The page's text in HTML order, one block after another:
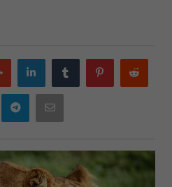
Google
plus
LinkedIn Tumblr Pinterest
Print Telegram